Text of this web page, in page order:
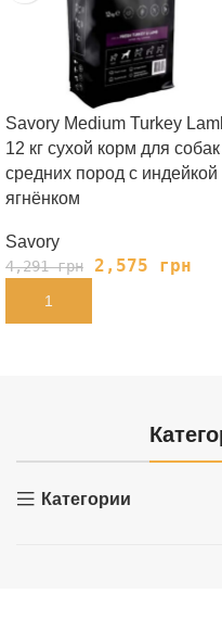
Savory Medium Turkey
12 кг сухой корм для собак
средних пород с индейкой
ягнёнком
Savory
4,291грн 2,575 грн
В КОРЗИНУ
Категории